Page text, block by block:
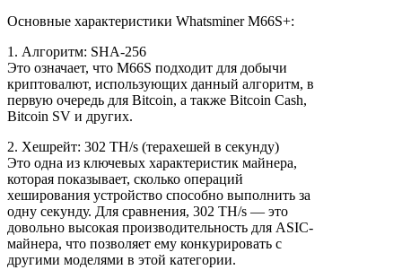
Основные характеристики Whatsminer M66S+:
1. Алгоритм: SHA-256
Это означает, что M66S подходит для добычи
криптовалют, использующих данный алгоритм, в
первую очередь для Bitcoin, а также Bitcoin Cash,
Bitcoin SV и других.
2. Хешрейт: 302 TH/s (терахешей в секунду)
Это одна из ключевых характеристик майнера,
которая показывает, сколько операций
хеширования устройство способно выполнить за
одну секунду. Для сравнения, 302 TH/s — это
довольно высокая производительность для ASIC-
майнера, что позволяет ему конкурировать с
другими моделями в этой категории.